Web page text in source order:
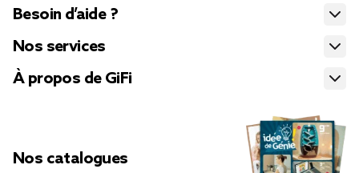
Besoin d’aide ?
Nos services
À propos de GiFi
Nos catalogues